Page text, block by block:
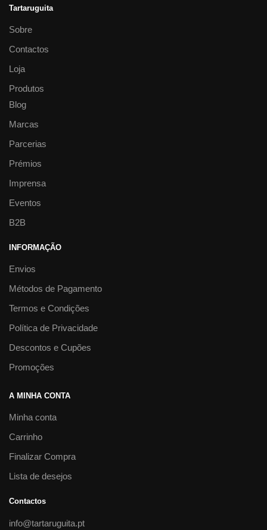
Tartaruguita
Sobre
Contactos
Loja
Produtos
Blog
Marcas
Parcerias
Prémios
Imprensa
Eventos
B2B
INFORMAÇÃO
Envios
Métodos de Pagamento
Termos e Condições
Política de Privacidade
Descontos e Cupões
Promoções
A MINHA CONTA
Minha conta
Carrinho
Finalizar Compra
Lista de desejos
Contactos
info@tartaruguita.pt